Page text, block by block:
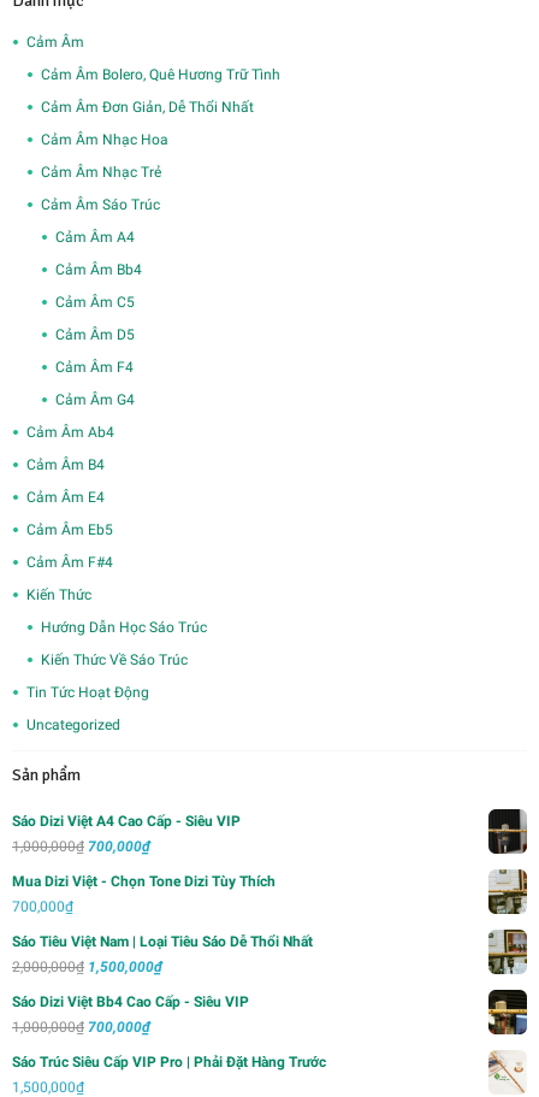
Cảm Âm
Cảm Âm Bolero, Quê Hương Trữ Tình
Cảm Âm Đơn Giản, Dễ Thổi Nhất
Cảm Âm Nhạc Hoa
Cảm Âm Nhạc Trẻ
Cảm Âm Sáo Trúc
Cảm Âm A4
Cảm Âm Bb4
Cảm Âm C5
Cảm Âm D5
Cảm Âm F4
Cảm Âm G4
Cảm Âm Ab4
Cảm Âm B4
Cảm Âm E4
Cảm Âm Eb5
Cảm Âm F#4
Kiến Thức
Hướng Dẫn Học Sáo Trúc
Kiến Thức Về Sáo Trúc
Tin Tức Hoạt Động
Uncategorized
Sản phẩm
Sáo Dizi Việt A4 Cao Cấp - Siêu VIP
1,000,000₫ Giá
700,000₫Giá
700,000₫.
Mua Dizi Việt - Chọn Tone Dizi Tùy Thích
700,000₫
Sáo Tiêu Việt Nam | Loại Tiêu Sáo Dễ Thổi Nhất
2,000,000₫ Giá
1,500,000₫Giá
hiện
1,500,000₫.
Sáo Dizi Việt Bb4 Cao Cấp - Siêu VIP
1,000,000₫ Giá
700,000₫Giá
Sáo Trúc Siêu Cấp VIP Pro | Phải Đặt Hàng Trước
1,500,000₫